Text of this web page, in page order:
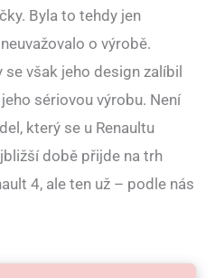
Byla to tehdy jen
o výrobě.
však jeho design zalíbil
sériovou výrobu. Není
který se u Renaultu
době přijde na trh
4, ale ten už – podle nás